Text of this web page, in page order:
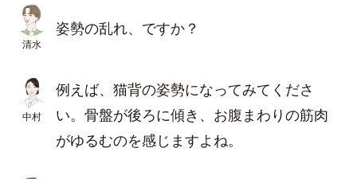
清水
姿勢の乱れ、ですか？
中村
例えば、猫背の姿勢になってみてくださ
い。骨盤が後ろに傾き、お腹まわりの筋肉
がゆるむのを感じますよね。